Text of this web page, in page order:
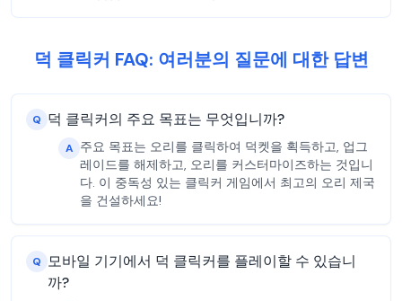
덕 클릭커 FAQ: 여러분의 질문에 대한 답변
Q 덕 클릭커의 주요 목표는 무엇입니까?
A 주요 목표는 오리를 클릭하여 덕켓을 획득하고, 업그
레이드를 해제하고, 오리를 커스터마이즈하는 것입니
다. 이 중독성 있는 클릭커 게임에서 최고의 오리 제국
을 건설하세요!
Q 모바일 기기에서 덕 클릭커를 플레이할 수 있습니
까?